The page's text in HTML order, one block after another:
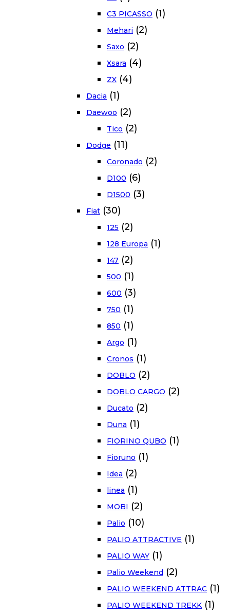
C3 PICASSO (1)
Mehari (2)
Saxo (2)
Xsara (4)
ZX (4)
Dacia (1)
Daewoo (2)
Tico (2)
Dodge (11)
Coronado (2)
D100 (6)
D1500 (3)
Fiat (30)
125 (2)
128 Europa (1)
147 (2)
500 (1)
600 (3)
750 (1)
850 (1)
Argo (1)
Cronos (1)
DOBLO (2)
DOBLO CARGO (2)
Ducato (2)
Duna (1)
FIORINO QUBO (1)
Fioruno (1)
Idea (2)
linea (1)
MOBI (2)
Palio (10)
PALIO ATTRACTIVE (1)
PALIO WAY (1)
Palio Weekend (2)
PALIO WEEKEND ATTRAC (1)
PALIO WEEKEND TREKK (1)